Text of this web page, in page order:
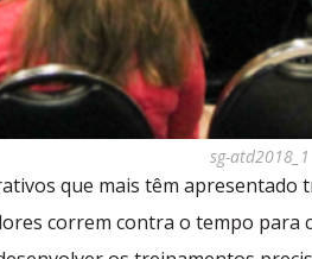
sg-atd2018_1
que mais têm
correm contra o tempo